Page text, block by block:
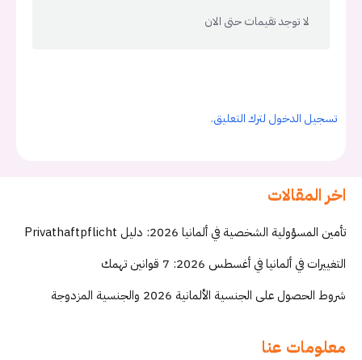
لا توجد تقيمات حتى الان
تسجيل الدخول لترك التعليق.
اخر المقالات
تأمين المسؤولية الشخصية في ألمانيا 2026: دليل Privathaftpflicht
التغييرات في ألمانيا في أغسطس 2026: 7 قوانين تهمك
شروط الحصول على الجنسية الألمانية 2026 والجنسية المزدوجة
معلومات عنا